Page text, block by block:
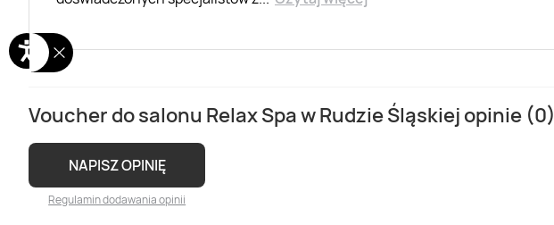
Voucher do salonu Relax Spa w Rudzie Śląskiej opinie (0)
NAPISZ OPINIĘ
Regulamin dodawania opinii